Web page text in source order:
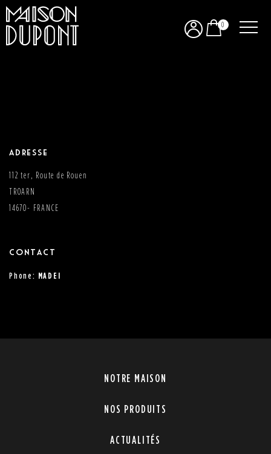
0
VINS & TERROIRS NORMANDS
Adresse
112 ter, Route de Rouen
TROARN
14670- FRANCE
Contact
Phone: MADEI
NOTRE MAISON
NOS PRODUITS
ACTUALITÉS